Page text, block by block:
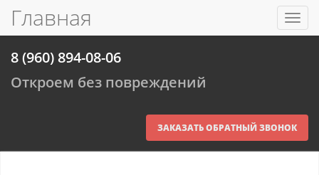
Главная
8 (960) 894-08-06
Откроем без повреждений
ЗАКАЗАТЬ ОБРАТНЫЙ ЗВОНОК